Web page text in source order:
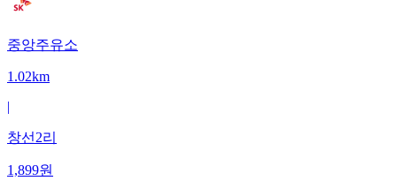
중앙주유소
1.02km
|
창선2리
1,899원